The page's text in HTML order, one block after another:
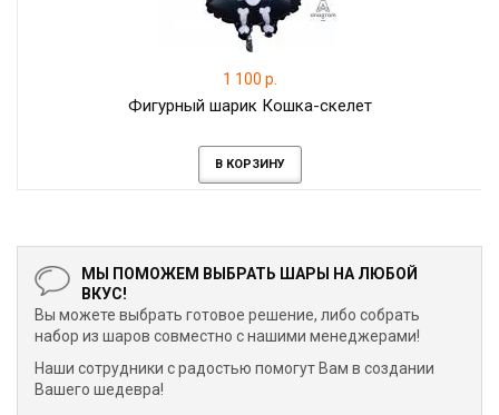
1 100 р.
Фигурный шарик Кошка-скелет
В КОРЗИНУ
МЫ ПОМОЖЕМ ВЫБРАТЬ ШАРЫ НА ЛЮБОЙ
ВКУС!
Вы можете выбрать готовое решение, либо собрать
набор из шаров совместно с нашими менеджерами!
Наши сотрудники с радостью помогут Вам в создании
Вашего шедевра!